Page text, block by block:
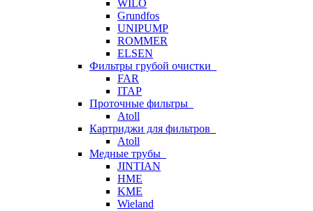
WILO
Grundfos
UNIPUMP
ROMMER
ELSEN
Фильтры грубой очистки
FAR
ITAP
Проточные фильтры
Atoll
Картриджи для фильтров
Atoll
Медные трубы
JINTIAN
HME
KME
Wieland